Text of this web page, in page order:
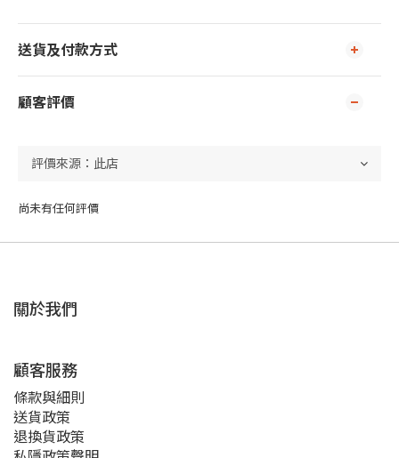
送貨及付款方式
顧客評價
尚未有任何評價
關於我們
顧客服務
條款與細則
送貨政策
退換貨政策